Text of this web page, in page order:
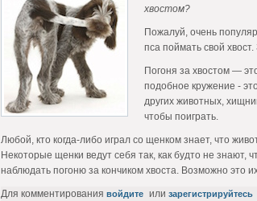
хвостом?
Пожалуй, очень
пса поймать свой
Погоня за хвостом —
подобное кружение -
других животных,
чтобы поиграть.
Любой, кто когда-либо играл со щенком знает, что
Некоторые щенки ведут себя так, как будто не знают,
наблюдать погоню за кончиком хвоста. Возможно это
Для комментирования войдите или зарегистрируйтесь